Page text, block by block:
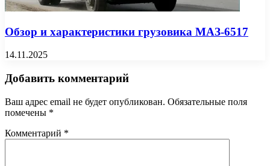
Обзор и характеристики грузовика МАЗ-6517
14.11.2025
Добавить комментарий
Ваш адрес email не будет опубликован. Обязательные поля
помечены *
Комментарий *